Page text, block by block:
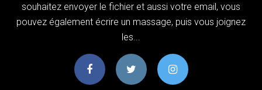
souhaitez envoyer le fichier et aussi votre email, vous
pouvez également écrire un massage, puis vous joignez
les...